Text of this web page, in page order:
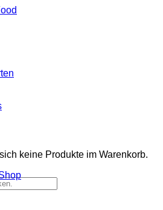
keine Produkte im Warenkorb.